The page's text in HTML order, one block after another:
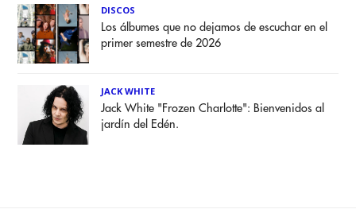
DISCOS
Los álbumes que no dejamos de escuchar en el
primer semestre de 2026
JACK WHITE
Jack White "Frozen Charlotte": Bienvenidos al
jardín del Edén.